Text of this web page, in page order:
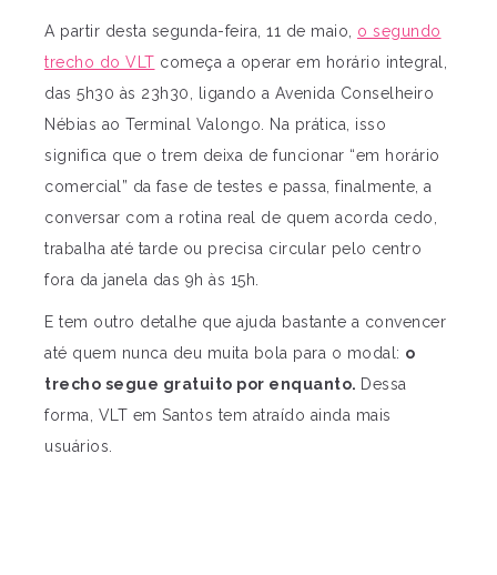
A partir desta segunda-feira, 11 de maio, o segundo
trecho do VLT começa a operar em horário integral,
das 5h30 às 23h30, ligando a Avenida Conselheiro
Nébias ao Terminal Valongo. Na prática, isso
significa que o trem deixa de funcionar “em horário
comercial” da fase de testes e passa, finalmente, a
conversar com a rotina real de quem acorda cedo,
trabalha até tarde ou precisa circular pelo centro
fora da janela das 9h às 15h.
E tem outro detalhe que ajuda bastante a convencer
até quem nunca deu muita bola para o modal: o
trecho segue gratuito por enquanto. Dessa
forma, VLT em Santos tem atraído ainda mais
usuários.